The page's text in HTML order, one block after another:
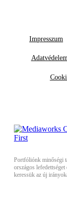
Impresszum
Adatvédelem
Portfóliónk minőségi
országos
keressük az új